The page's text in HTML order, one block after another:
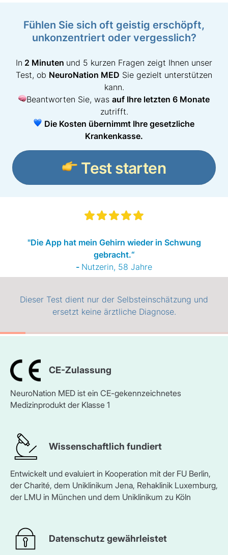
CE-Zulassung
NeuroNation MED ist ein CE-gekennzeichnetes
Medizinprodukt der Klasse 1
Wissenschaftlich fundiert
Entwickelt und evaluiert in Kooperation mit der FU Berlin,
der Charité, dem Uniklinikum Jena, Rehaklinik Luxemburg,
der LMU in München und dem Uniklinikum zu Köln
Datenschutz gewährleistet